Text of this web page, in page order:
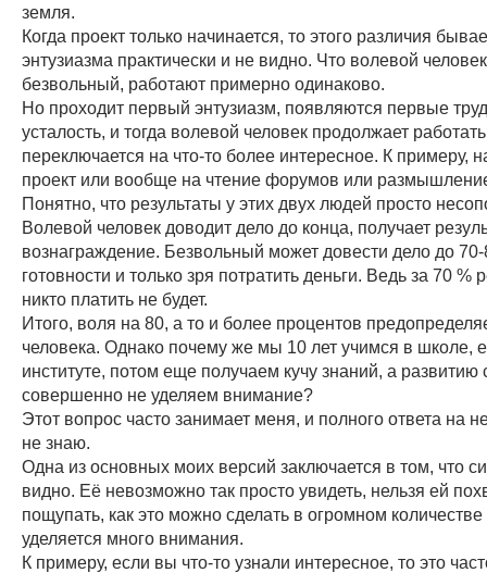
земля.
Когда проект только начинается, то этого различия
энтузиазма практически и не видно. Что волевой
безвольный, работают примерно одинаково.
Но проходит первый энтузиазм, появляются первые
усталость, и тогда волевой человек продолжает
переключается на что-то более интересное. К примеру,
проект или вообще на чтение форумов или
Понятно, что результаты у этих двух людей просто
Волевой человек доводит дело до конца, получает
вознаграждение. Безвольный может довести дело до
готовности и только зря потратить деньги. Ведь за 70 %
никто платить не будет.
Итого, воля на 80, а то и более процентов
человека. Однако почему же мы 10 лет учимся в школе,
институте, потом еще получаем кучу знаний, а
совершенно не уделяем внимание?
Этот вопрос часто занимает меня, и полного ответа на
не знаю.
Одна из основных моих версий заключается в том, что
видно. Её невозможно так просто увидеть, нельзя ей
пощупать, как это можно сделать в огромном количестве
уделяется много внимания.
К примеру, если вы что-то узнали интересное, то это